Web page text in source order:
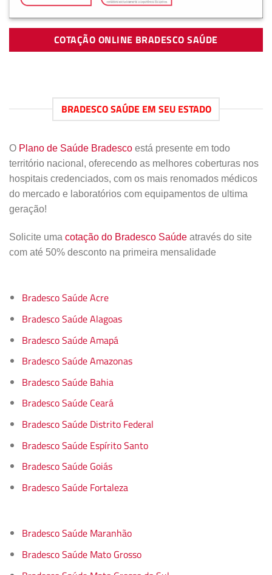
COTAÇÃO ONLINE BRADESCO SAÚDE
BRADESCO SAÚDE EM SEU ESTADO
O Plano de Saúde Bradesco está presente em todo
território nacional, oferecendo as melhores coberturas nos
hospitais credenciados, com os mais renomados médicos
do mercado e laboratórios com equipamentos de ultima
geração!
Solicite uma cotação do Bradesco Saúde através do site
com até 50% desconto na primeira mensalidade
Bradesco Saúde Acre
Bradesco Saúde Alagoas
Bradesco Saúde Amapá
Bradesco Saúde Amazonas
Bradesco Saúde Bahia
Bradesco Saúde Ceará
Bradesco Saúde Distrito Federal
Bradesco Saúde Espírito Santo
Bradesco Saúde Goiás
Bradesco Saúde Fortaleza
Bradesco Saúde Maranhão
Bradesco Saúde Mato Grosso